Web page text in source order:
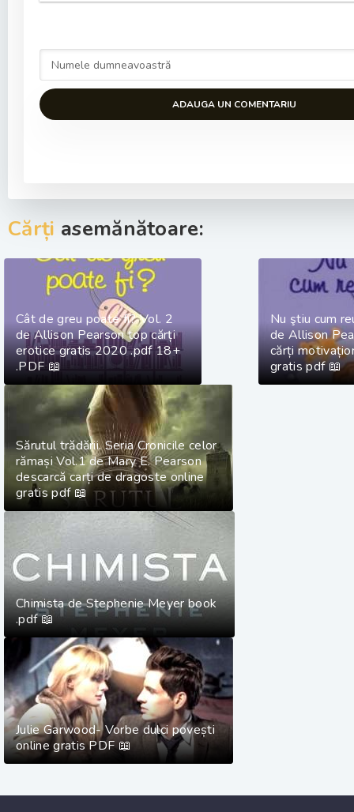
ADAUGA UN COMENTARIU
Cărți asemănătoare:
Cât de greu poate fi? Vol. 2
de Allison Pearson top cărți
erotice gratis 2020 .pdf 18+
.PDF 📖
Nu ​ştiu cum
de Allison
cărți
gratis pdf 📖
Sărutul trădării. Seria Cronicile celor
rămași Vol.1 de Mary E. Pearson
descarcă carți de dragoste online
gratis pdf 📖
Chimista de Stephenie Meyer book
.pdf 📖
Julie Garwood- Vorbe dulci povești
online gratis PDF 📖